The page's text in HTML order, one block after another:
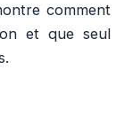
comment
et que seul